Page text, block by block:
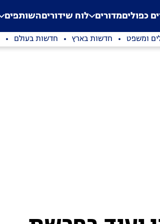
Application error: a
. כפוליםמדורים לוח שידוריםהשותפים
ומשפט חדשות בארץ חדשות בעולם